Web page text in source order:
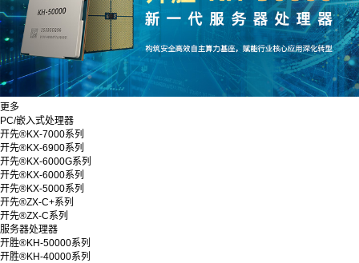
更多
PC/嵌入式处理器
开先®KX-7000系列
开先®KX-6900系列
开先®KX-6000G系列
开先®KX-6000系列
开先®KX-5000系列
开先®ZX-C+系列
开先®ZX-C系列
服务器处理器
开胜®KH-50000系列
开胜®KH-40000系列